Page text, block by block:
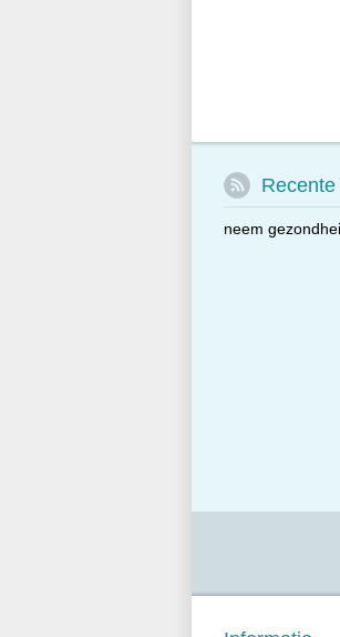
neem